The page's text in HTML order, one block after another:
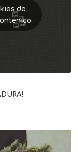
de